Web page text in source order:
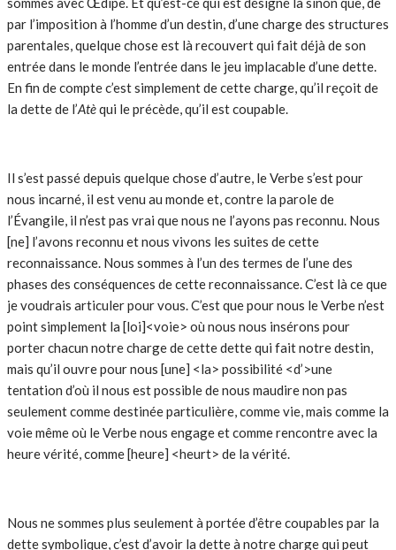
par l’imposition à l’homme d’un destin, d’une charge des structures
parentales, quelque chose est là recouvert qui fait déjà de son
entrée dans le monde l’entrée dans le jeu implacable d’une dette.
En fin de compte c’est simplement de cette charge, qu’il reçoit de
la dette de l’Atèqui le précède, qu’il est coupable.
Il s’est passé depuis quelque chose d’autre, le Verbe s’est pour
nous incarné, il est venu au monde et, contre la parole de
l’Évangile, il n’est pas vrai que nous ne l’ayons pas reconnu. Nous
[ne] l’avons reconnu et nous vivons les suites de cette
reconnaissance. Nous sommes à l’un des termes de l’une des
phases des conséquences de cette reconnaissance. C’est là ce que
je voudrais articuler pour vous. C’est que pour nous le Verbe n’est
point simplement la [loi]<voie> où nous nous insérons pour
porter chacun notre charge de cette dette qui fait notre destin,
mais qu’il ouvre pour nous [une] <la> possibilité <d’>une
tentation d’où il nous est possible de nous maudire non pas
seulement comme destinée particulière, comme vie, mais comme la
voie même où le Verbe nous engage et comme rencontre avec la
heure vérité, comme [heure] <heurt> de la vérité.
Nous ne sommes plus seulement à portée d’être coupables par la
dette symbolique, c’est d’avoir la dette à notre charge qui peut